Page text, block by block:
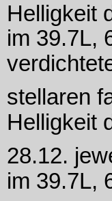
Helligkeit
im 39.7L,
stellaren
Helligkeit
28.12.
im 39.7L,